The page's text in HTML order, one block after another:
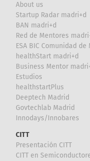
About us
Startup Radar madri+d
BAN madri+d
Red de Mentores
ESA BIC Comunidad de
healthStart madri+d
Business Mentor
Estudios
healthstartPlus
Deeptech Madrid
Govtechlab Madrid
Innodays/Innobares
CITT
Presentación CITT
CITT en